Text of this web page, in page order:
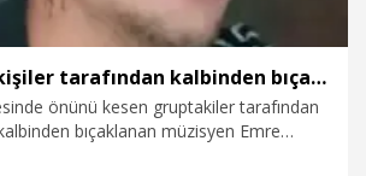
Önünü kesen kişiler tarafından kalbinden bıçaklanan müzisyen öldü
önünü kesen gruptakiler tarafından
bıçaklanan müzisyen Emre